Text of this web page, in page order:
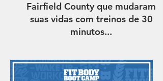
Fairfield County que mudaram
suas vidas com treinos de 30
minutos...